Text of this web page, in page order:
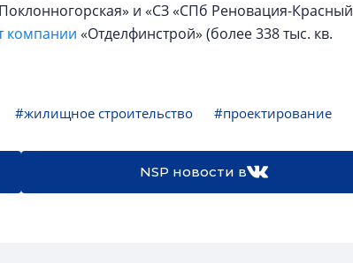
и «СЗ «СПб Реновация-Красный
компании «Отделфинстрой» (более 338 тыс. кв.
#жилищное строительство #проектирование
NSP новости в